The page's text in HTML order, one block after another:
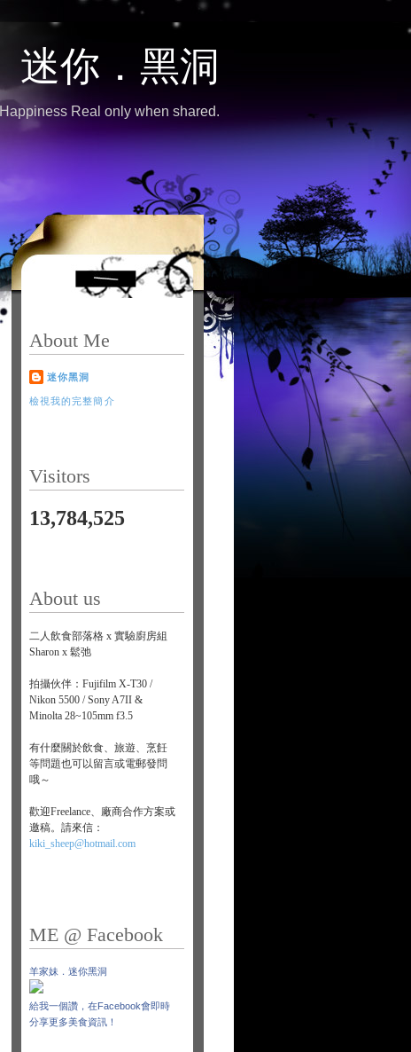
迷你．黑洞
Happiness Real only when shared.
About Me
迷你黑洞
檢視我的完整簡介
Visitors
13,784,525
About us
二人飲食部落格 x 實驗廚房組
Sharon x 鬆弛
拍攝伙伴：Fujifilm X-T30 /
Nikon 5500 / Sony A7II &
Minolta 28~105mm f3.5
有什麼關於飲食、旅遊、烹飪
等問題也可以留言或電郵發問
哦～
歡迎Freelance、廠商合作方案或
邀稿。請來信：
kiki_sheep@hotmail.com
ME @ Facebook
羊家妹．迷你黑洞
給我一個讚，在Facebook會即時
分享更多美食資訊！